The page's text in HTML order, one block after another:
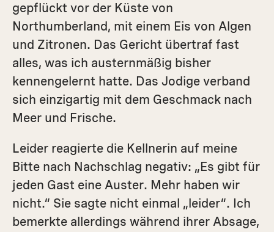
gepflückt vor der Küste von
Northumberland, mit einem Eis von Algen
und Zitronen. Das Gericht übertraf fast
alles, was ich austernmäßig bisher
kennengelernt hatte. Das Jodige verband
sich einzigartig mit dem Geschmack nach
Meer und Frische.
Leider reagierte die Kellnerin auf meine
Bitte nach Nachschlag negativ: „Es gibt für
jeden Gast eine Auster. Mehr haben wir
nicht.“ Sie sagte nicht einmal „leider“. Ich
bemerkte allerdings während ihrer Absage,